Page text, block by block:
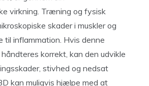
virkning. Træning og fysisk
skader i muskler og
til inflammation. Hvis denne
korrekt, kan den udvikle
stivhed og nedsat
kan muligvis hjælpe med at